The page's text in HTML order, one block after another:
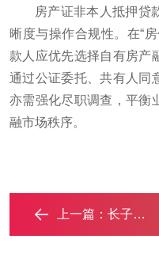
房产证非本人抵押贷
晰度与操作合规性。在“
款人应优先选择自有房产
通过公证委托、共有人同
亦需强化尽职调查，平衡
融市场秩序。
上一篇： 长子全款购房需要做过桥贷款具体怎么做? ...‌